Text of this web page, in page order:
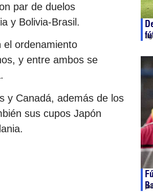
par de duelos
y Bolivia-Brasil.
el ordenamiento
y entre ambos se
y Canadá, además de los
sus cupos Japón